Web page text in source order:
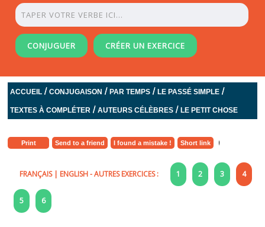
CONJUGUER CRÉER UN EXERCICE
ACCUEIL /CONJUGAISON /PAR TEMPS /LE PASSÉ SIMPLE /
TEXTES À COMPLÉTER /AUTEURS CÉLÈBRES /LE PETIT CHOSE
Print Send to a friend I found a mistake ! Short link
FRANÇAIS| ENGLISH- AUTRES EXERCICES : 1 2 3 4
5 6